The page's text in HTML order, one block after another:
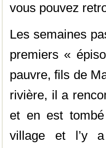
vous pouvez
Les semaines
premiers «
pauvre, fils de
rivière, il a
et en est
village et l’y